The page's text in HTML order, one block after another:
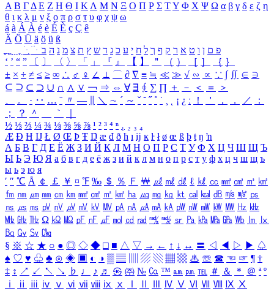
Α Β ΓΔ Ε Ζ Η Θ Ι ΚΛ Μ Ν Ξ Ο Π Ρ Σ ΤΥ Φ Χ Ψ Ω α β γ δ ε ζ η
θ ι κ λ μ ν ξ ο π ρ σ τ υ φ χ ψ ω
á à Á À é è É È ç Ç ê
Ä Ö Ü ä ö ü ß
ִֶֹ ֻּ ׁׂ פ ם ן ו ט א ר ק ף ך ל ח י ע כ ג ד ש ץ ת צ מ נ ה ב
‘ ’ “ ” 〔 〕 〈 〉 「 」 『 』 【 】 ＂ （ ） ［ ］ ｛ ｝
± × ÷ ≠ ≤ ≥ ∞ ∴ ♂ ♀ ∠ ⊥ ⌒ ∂ ∇ ≡ ≒ ≪ ≫ √ ∽ ∝ ∵ ∫ ∬ ∈ ∋
⊆ ⊇ ⊂ ⊃ ∪ ∩ ∧ ∨ ￢ ⇒ ⇔ ∀ ∃ ∮ ∑ ∏ ＋ － ＜ ＝
＞
、
。 · ‥ … ¨ 〃 ― ＼ ∼ ´ ～ ˇ ˘ ˝ ˚ ˙ ¸ ¡ ¿ ː ！ ＇ ， ． ／
：
；
？ ＾ ｀
½ ⅓ ⅔ ¼ ¾ ⅛ ⅜ ⅝ ⅞ ¹ ² ³ ⁴ ⁿ ₁ ₂ ₃ ₄
Æ Ð Ħ Ĳ Ł Ø Œ Þ Ŧ Ŋ æ đ ð ħ ı ĳ ĸ ŀ ł ø œ ß þ ŧ ŋ ŉ
А Б В Г Д Е Ё Ж З И Й К Л М Н О П Р С Т У Ф Х Ц Ч Ш Щ Ъ
Ы Ь Э Ю Я а б в г д е ё ж з и й к л м н о п р с т у ф х ц ч ш щ ъ
ы ь э ю я
′ ″ ℃ Å ￠ ￡ ￥ ¤ ℉ ‰ ＄ ％ Ｆ ￦ ㎕ ㎖ ㎗ ℓ ㎘ ㏄ ㎣ ㎤ ㎥ ㎦
㎙ ㎚ ㎛ ㎜ ㎝ ㎞ ㎟ ㎠ ㎡ ㎢ ㏊ ㎍ ㎎ ㎏ ㏏ ㎈ ㎉ ㏈ ㎧ ㎨ ㎰
㎱ ㎲ ㎳ ㎴ ㎵ ㎶ ㎷ ㎸ ㎹ ㎀ ㎁ ㎂ ㎃ ㎄ ㎺ ㎻ ㎽ ㎾ ㎿ ㎐ ㎑
㎒ ㎓ ㎔ Ω ㏀ ㏁ ㎊ ㎋ ㎌ ㏖ ㏅ ㎭ ㎮ ㎯ ㏛ ㎩ ㎪ ㎫ ㎬ ㏝ ㏐
㏓
㏃ ㏉ ㏜ ㏆
§ ※ ☆ ★ ○ ● ◎ ◇ ◆ □ ■ △ ▽ → ← ↑ ↓ ↔ 〓 ◁ ◀ ▷ ▶ ♤
♠ ♡ ♥ ♧ ♣ ⊙ ◈ ▣ ◐ ◑ ▒ ▤ ▨ ▧ ▦ ▩ ♨ ☏ ☎ ☜ ☞ ¶ †
‡ ↕ ↗ ↙ ↖ ↘ ♭ ♩ ♪ ♬ ㉿ ㈜ № ㏇ ™ ㏂ ㏘ ℡ ＃ ＆ ＊ ＠ ª º
ⅰ
ⅱ ⅲ ⅳ ⅴ ⅵ ⅶ ⅷ ⅸ ⅹ Ⅳ Ⅴ Ⅵ Ⅶ Ⅷ Ⅸ Ⅹ